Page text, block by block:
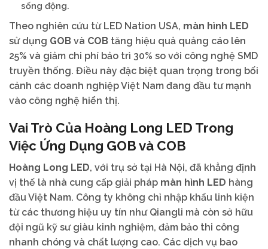
sống động.
Theo nghiên cứu từ LED Nation USA, màn hình LED
sử dụng GOB và COB tăng hiệu quả quảng cáo lên
25% và giảm chi phí bảo trì 30% so với công nghệ SMD
truyền thống. Điều này đặc biệt quan trọng trong bối
cảnh các doanh nghiệp Việt Nam đang đầu tư mạnh
vào công nghệ hiển thị.
Vai Trò Của Hoàng Long LED Trong
Việc Ứng Dụng GOBvà COB
Hoàng Long LED, với trụ sở tại Hà Nội, đã khẳng định
vị thế là nhà cung cấp giải pháp màn hình LED hàng
đầu Việt Nam. Công ty không chỉ nhập khẩu linh kiện
từ các thương hiệu uy tín như Qiangli mà còn sở hữu
đội ngũ kỹ sư giàu kinh nghiệm, đảm bảo thi công
nhanh chóng và chất lượng cao. Các dịch vụ bao